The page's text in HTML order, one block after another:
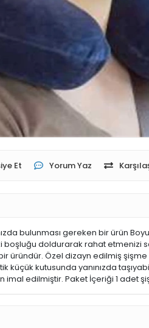
Et Yorum Yaz
bulunması gereken bir ürün
boşluğu doldurarak rahat
üründür. Özel dizayn edilmiş
kutusunda yanınızda
edilmiştir. ​Paket İçeriği 1 adet